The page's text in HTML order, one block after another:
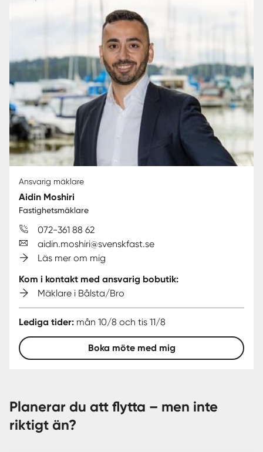
Ansvarig mäklare
Aidin Moshiri
Fastighetsmäklare
072-361 88 62
aidin.moshiri@svenskfast.se
Läs mer om mig
Kom i kontakt med ansvarig bobutik:
Mäklare i Bålsta/Bro
Lediga tider: mån 10/8 och tis 11/8
Boka möte med mig
Planerar du att flytta – men inte
riktigt än?